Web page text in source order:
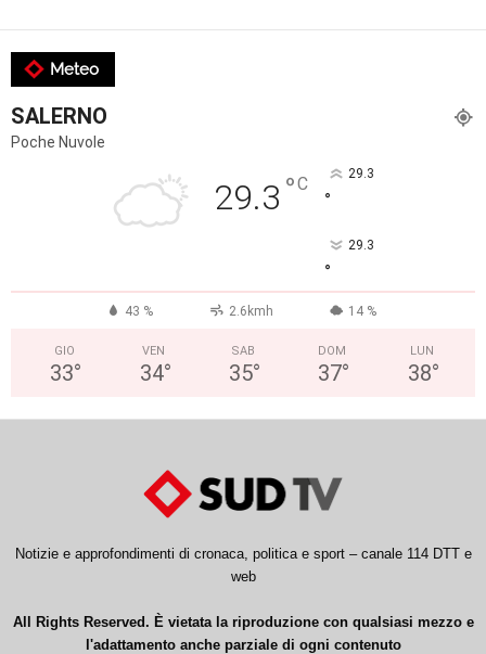
Meteo
SALERNO
Poche Nuvole
29.3 °C 29.3
°
29.3
°
43 % 2.6kmh 14 %
GIO
33°
VEN
34°
SAB
35°
DOM
37°
LUN
38°
Notizie e approfondimenti di cronaca, politica e sport – canale 114 DTT e
web
All Rights Reserved. È vietata la riproduzione con qualsiasi mezzo e
l'adattamento anche parziale di ogni contenuto